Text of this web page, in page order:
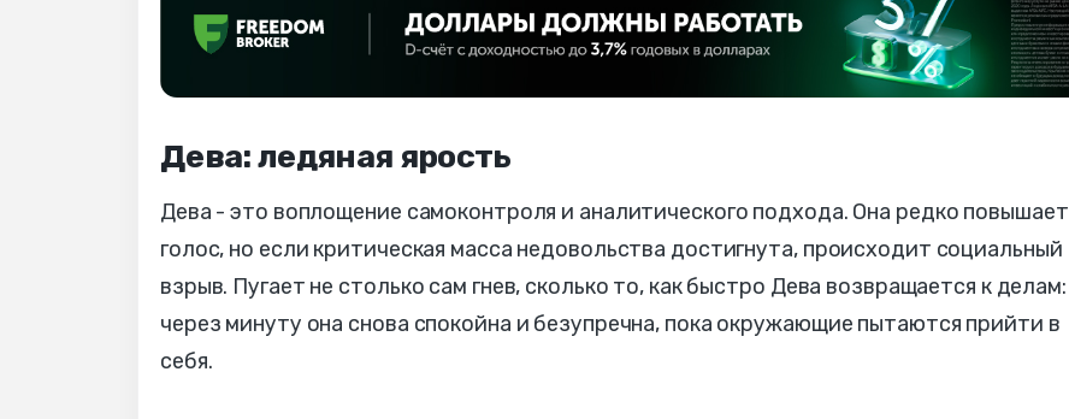
Дева: ледяная ярость
Дева - это воплощение самоконтроля и аналитического подхода. Она редко повышает
голос, но если критическая масса недовольства достигнута, происходит социальный
взрыв. Пугает не столько сам гнев, сколько то, как быстро Дева возвращается к делам:
через минуту она снова спокойна и безупречна, пока окружающие пытаются прийти в
себя.